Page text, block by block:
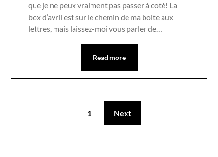
que je ne peux vraiment pas passer à coté! La
box d’avril est sur le chemin de ma boite aux
lettres, mais laissez-moi vous parler de…
Read more
1 Next